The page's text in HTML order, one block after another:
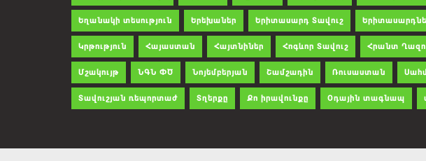
Եղանակի տեսություն Երեխաներ Երիտասարդ Տավուշ
Կրթություն Հայաստան Հայտնիներ Հոգևոր Տավուշ Հրանտ
Մշակույթ ՆԳՆ ՓԾ Նոյեմբերյան Շամշադին Ռուսաստան
Տավուշյան ռեպորտաժ Տղերքը Քո իրավունքը Օդային տագնապ